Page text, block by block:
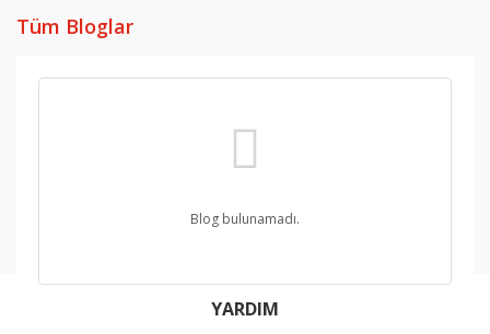
Tüm Bloglar
Blog bulunamadı.
YARDIM